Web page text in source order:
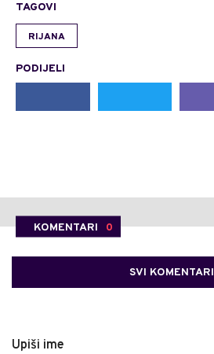
TAGOVI
RIJANA
PODIJELI
KOMENTARI 0
SVI KOMENTARI
Upiši ime